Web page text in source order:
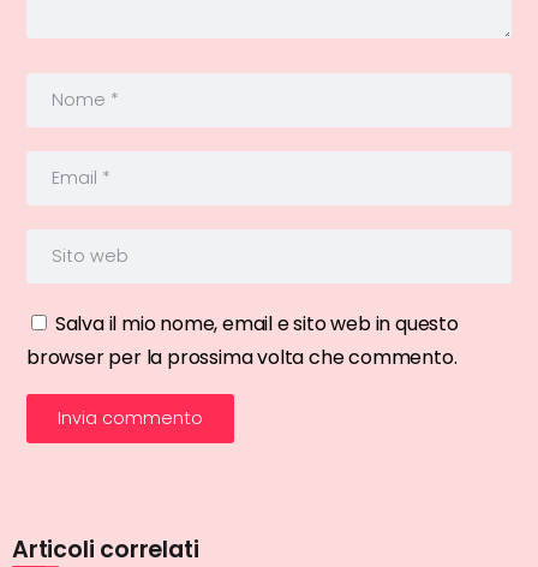
Salva il mio nome, email e sito web in questo
browser per la prossima volta che commento.
Articoli correlati